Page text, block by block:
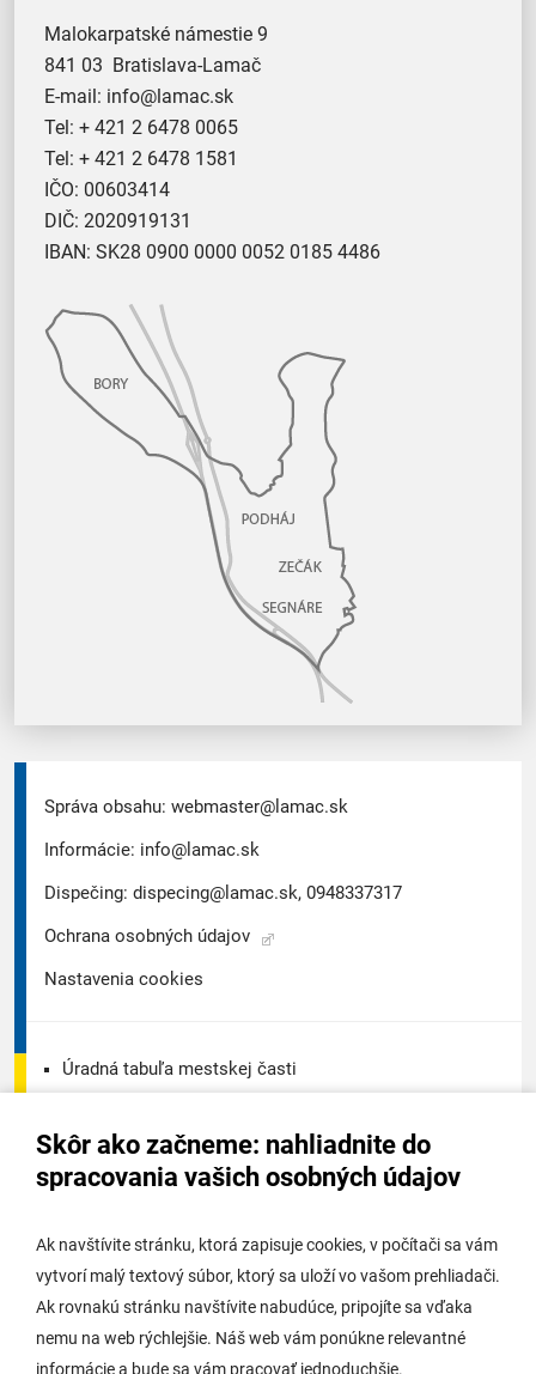
Skôr ako začneme: nahliadnite do
spracovania vašich osobných údajov
Ak navštívite stránku, ktorá zapisuje cookies, v počítači sa vám
vytvorí malý textový súbor, ktorý sa uloží vo vašom prehliadači.
Ak rovnakú stránku navštívite nabudúce, pripojíte sa vďaka
nemu na web rýchlejšie. Náš web vám ponúkne relevantné
informácie a bude sa vám pracovať jednoduchšie.
Malokarpatské námestie 9
841 03 Bratislava-Lamač
E-mail: info@lamac.sk
Tel: + 421 2 6478 0065
Tel: + 421 2 6478 1581
IČO: 00603414
DIČ: 2020919131
IBAN: SK28 0900 0000 0052 0185 4486
Správa obsahu: webmaster@lamac.sk
Informácie: info@lamac.sk
Dispečing: dispecing@lamac.sk, 0948337317
Ochrana osobných údajov
Nastavenia cookies
Úradná tabuľa mestskej časti
Úradná tabuľa stavebného úradu
Potrebujem vybaviť
Samospráva